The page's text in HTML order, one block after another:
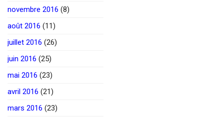
novembre 2016 (8)
août 2016 (11)
juillet 2016 (26)
juin 2016 (25)
mai 2016 (23)
avril 2016 (21)
mars 2016 (23)